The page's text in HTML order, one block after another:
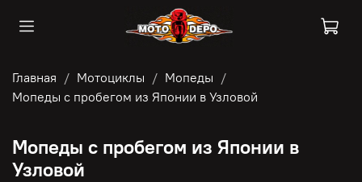
Главная Мотоциклы
Мопеды
Мопеды с пробегом из Японии в Узловой
Мопеды с пробегом из Японии в
Узловой